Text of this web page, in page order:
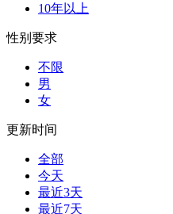
10年以上
性别要求
不限
男
女
更新时间
全部
今天
最近3天
最近7天